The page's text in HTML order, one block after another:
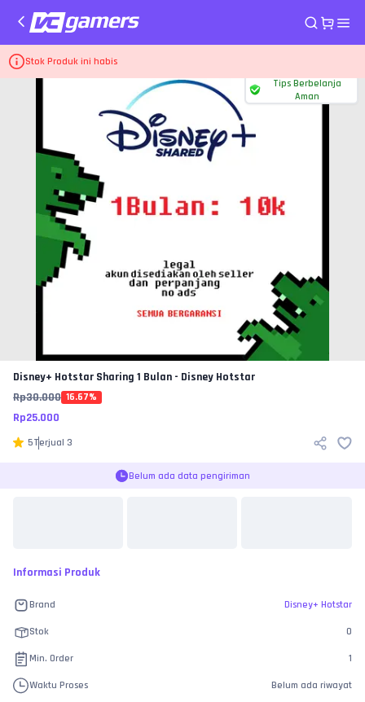
Stok Produk ini habis
Home Aplikasi Live Disney+ Hotstar
Tips Berbelanja
Aman
Disney+ Hotstar Sharing 1 Bulan - Disney Hotstar
Rp30.000 16.67%
Rp25.000
5Terjual 3
Belum ada data pengiriman
Informasi Produk
Brand Disney+ Hotstar
Stok 0
Min. Order 1
Waktu Proses Belum ada riwayat